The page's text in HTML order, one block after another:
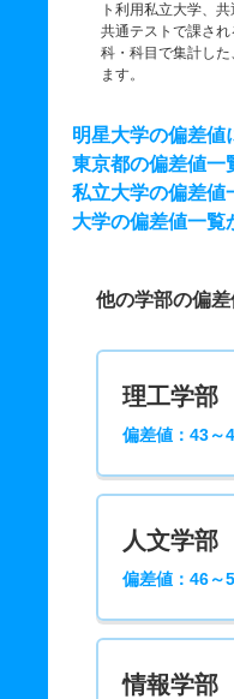
ト利用私立大学、
共通テストで課さ
科・科目で集計し
ます。
明星大学の偏差値
東京都の偏差値一
私立大学の偏差値
大学の偏差値一覧
他の学部の偏
理工学部
偏差値：43～
人文学部
偏差値：46～
情報学部